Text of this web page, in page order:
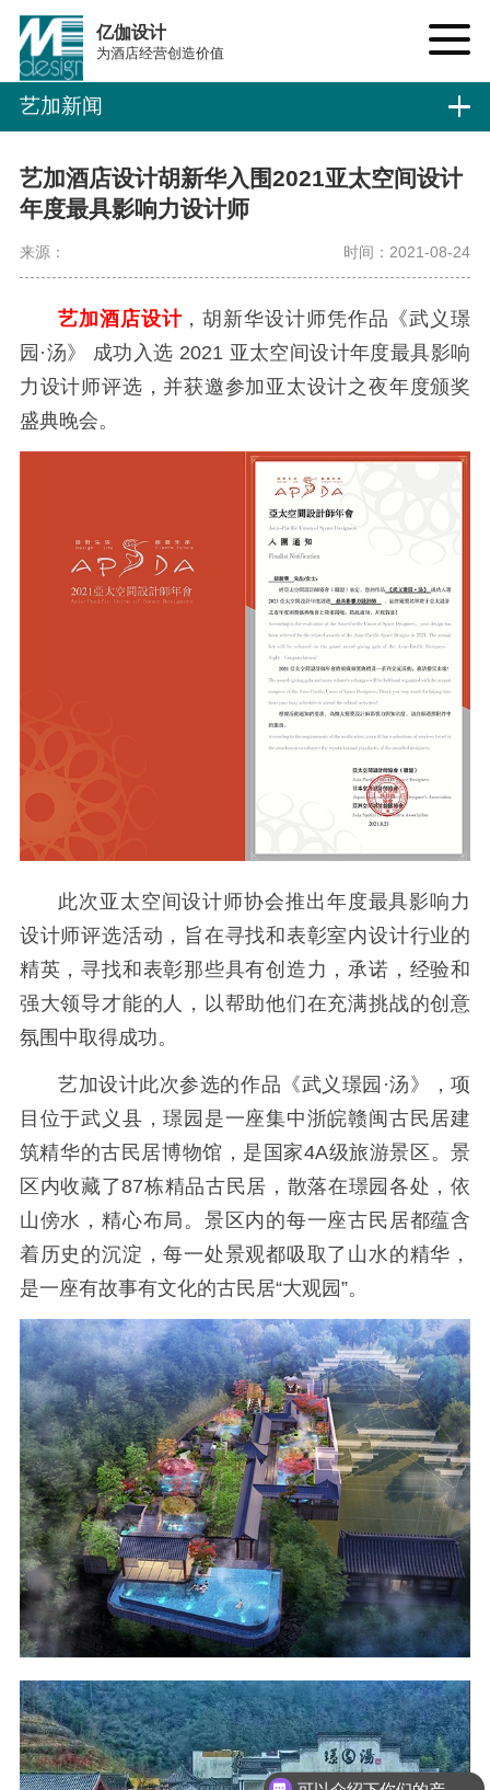
亿伽设计
为酒店经营创造价值
艺加新闻
艺加酒店设计胡新华入围2021亚太空间设计
年度最具影响力设计师
来源： 时间：2021-08-24
艺加酒店设计，胡新华设计师凭作品《武义璟
园·汤》 成功入选 2021 亚太空间设计年度最具影响
力设计师评选，并获邀参加亚太设计之夜年度颁奖
盛典晚会。
此次亚太空间设计师协会推出年度最具影响力
设计师评选活动，旨在寻找和表彰室内设计行业的
精英，寻找和表彰那些具有创造力，承诺，经验和
强大领导才能的人，以帮助他们在充满挑战的创意
氛围中取得成功。
艺加设计此次参选的作品《武义璟园·汤》，项
目位于武义县，璟园是一座集中浙皖赣闽古民居建
筑精华的古民居博物馆，是国家4A级旅游景区。景
区内收藏了87栋精品古民居，散落在璟园各处，依
山傍水，精心布局。景区内的每一座古民居都蕴含
着历史的沉淀，每一处景观都吸取了山水的精华，
是一座有故事有文化的古民居“大观园”。